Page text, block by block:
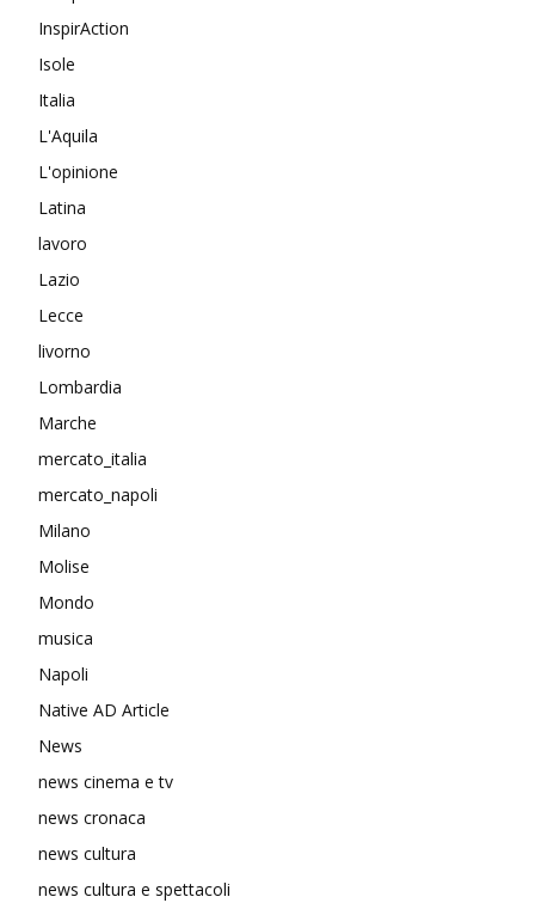
InspirAction
Isole
Italia
L'Aquila
L'opinione
Latina
lavoro
Lazio
Lecce
livorno
Lombardia
Marche
mercato_italia
mercato_napoli
Milano
Molise
Mondo
musica
Napoli
Native AD Article
News
news cinema e tv
news cronaca
news cultura
news cultura e spettacoli